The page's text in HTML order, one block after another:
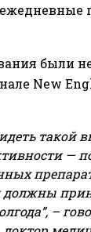
были
New
такой
—
должны
–